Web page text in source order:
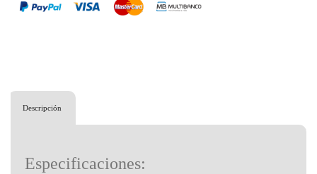
Descripción
Especificaciones: